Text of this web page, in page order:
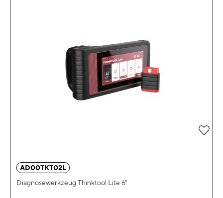
AD00TKT02L
Diagnosewerkzeug Thinktool Lite 6"
Zur